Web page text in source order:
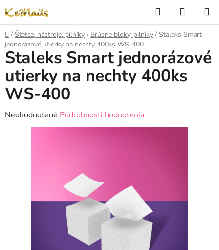
na
obsah
Hľadať
KOŠÍK
Domov
/ Štetce, nástroje, pilníky / Brúsne bloky, pilníky / Staleks Smart
jednorázové utierky na nechty 400ks WS-400
Staleks Smart jednorázové
utierky na nechty 400ks
WS-400
Priemerné
hodnotenie
Neohodnotené Podrobnosti hodnotenia